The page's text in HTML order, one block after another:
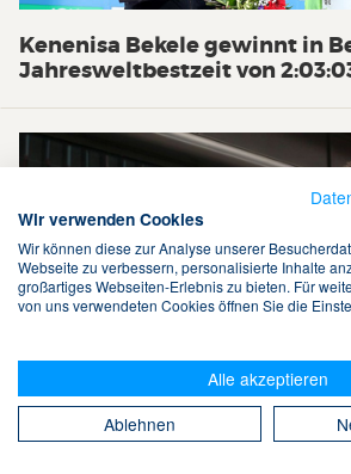
Kenenisa Bekele gewinnt in
Jahresweltbestzeit von
Arne Gabius: Neuer
Wir verwenden Cookies
Wir können diese zur Analyse unserer
Webseite zu verbessern, personalisierte Inhalte
großartiges Webseiten-Erlebnis zu bieten. Für
von uns verwendeten Cookies öffnen Sie die
Alle akzeptieren
Ablehnen